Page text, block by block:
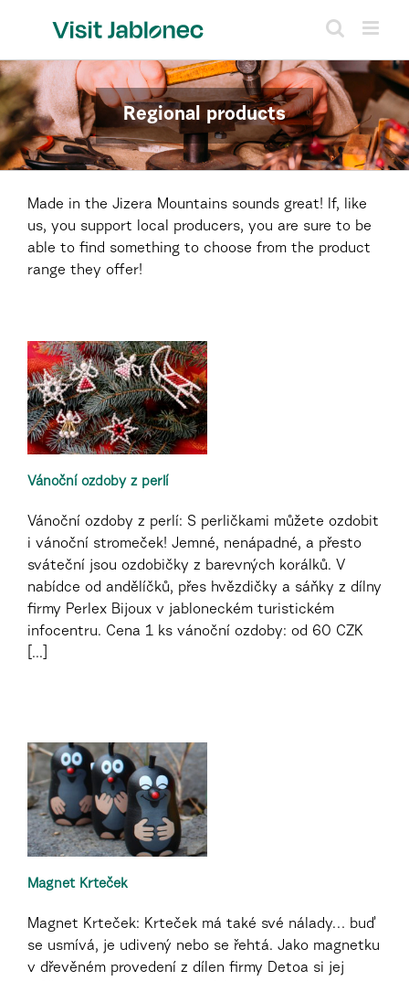
Regional products
Made in the Jizera Mountains sounds great! If, like
us, you support local producers, you are sure to be
able to find something to choose from the product
range they offer!
Vánoční ozdoby z perlí
Vánoční ozdoby z perlí: S perličkami můžete ozdobit
i vánoční stromeček! Jemné, nenápadné, a přesto
sváteční jsou ozdobičky z barevných korálků. V
nabídce od andělíčků, přes hvězdičky a sáňky z dílny
firmy Perlex Bijoux v jabloneckém turistickém
infocentru. Cena 1 ks vánoční ozdoby: od 60 CZK
[...]
Magnet Krteček
Magnet Krteček: Krteček má také své nálady… buď
se usmívá, je udivený nebo se řehtá. Jako magnetku
v dřevěném provedení z dílen firmy Detoa si jej